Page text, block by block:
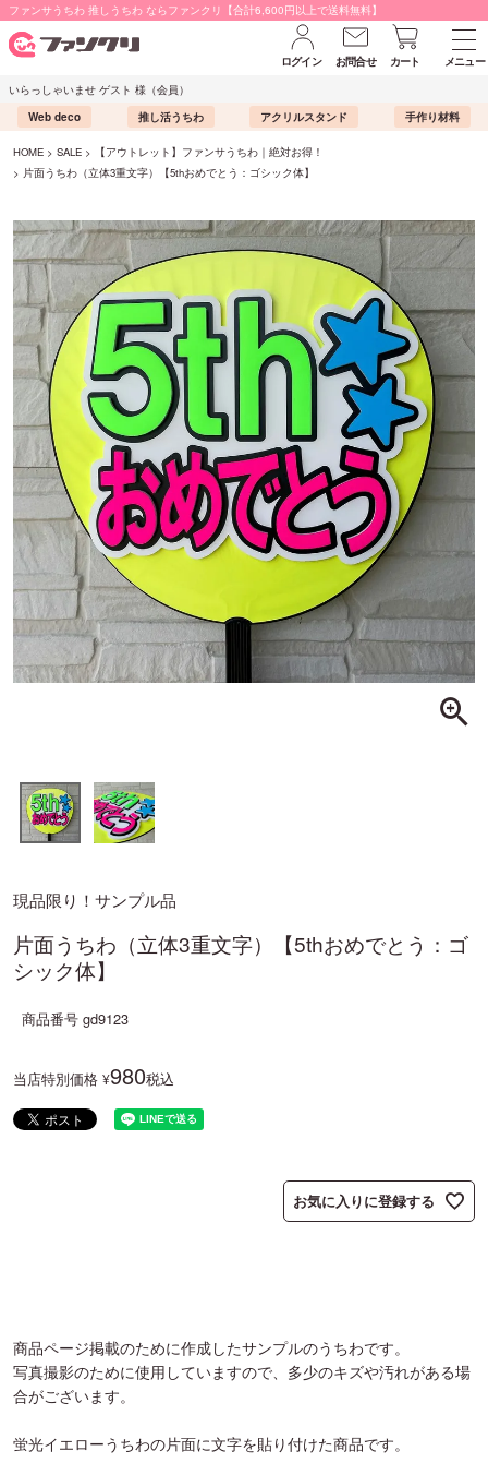
ファンサうちわ 推しうちわ ならファンクリ【合計6,600円以上で送料無料】
ログイン お問合せ カート
メニュー
いらっしゃいませ ゲスト 様（会員）
Web deco
推し活うちわ アクリルスタンド 手作り材料
HOME SALE
【アウトレット】ファンサうちわ｜絶対お得！
片面うちわ（立体3重文字）【5thおめでとう：ゴシック体】
現品限り！サンプル品
片面うちわ（立体3重文字）【5thおめでとう：ゴ
シック体】
商品番号 gd9123
当店特別価格 ¥980税込
お気に入りに登録する
商品ページ掲載のために作成したサンプルのうちわです。
写真撮影のために使用していますので、多少のキズや汚れがある場
合がございます。
蛍光イエローうちわの片面に文字を貼り付けた商品です。